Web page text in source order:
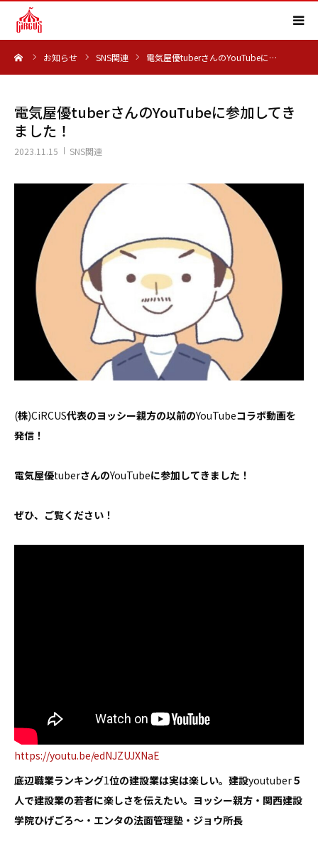
お知らせ SNS関連 電気屋優tuberさんのYouTubeに…
電気屋優tuberさんのYouTubeに参加してき
ました！
2023.11.15 SNS関連
(株)CiRCUS代表のヨッシー親方の以前のYouTubeコラボ動画を
発信！
電気屋優tuberさんのYouTubeに参加してきました！
ぜひ、ご覧ください！
https://youtu.be/edNJZUJXNaE
底辺職業ランキング1位の建設業は実は楽しい。建設youtuber５
人で建設業の若者に楽しさを伝えたい。ヨッシー親方・関西建設
学院ひげごろ～・エンタの法面管理塾・ジョウ所長
HOME
実績紹介
会社概要
求人情報
よくある質問
お問い合わせ